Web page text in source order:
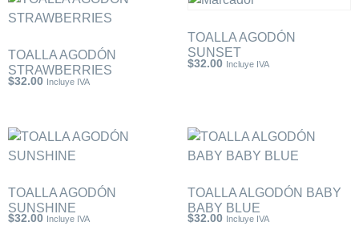
TOALLA AGODÓN
STRAWBERRIES
$32.00 Incluye IVA
TOALLA AGODÓN
SUNSET
$32.00 Incluye IVA
TOALLA AGODÓN
SUNSHINE
$32.00 Incluye IVA
TOALLA ALGODÓN BABY
BABY BLUE
$32.00 Incluye IVA